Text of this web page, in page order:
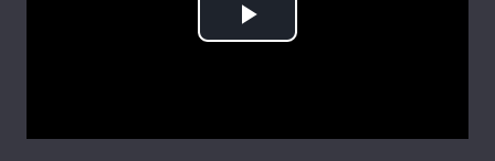
Play